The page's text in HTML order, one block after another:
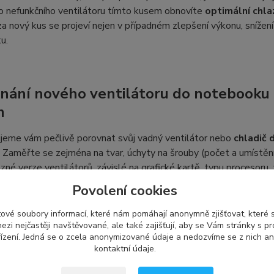
nefunkčního ventilátoru tímto kusem obnovíte optimální
nový kus se projeví nejen v případném zlepšení výkonu,
nového ventilátoru do notebooku
vám pečlivě porovnat svůj vadný ventilátor nebo chladič
se zejména na tvar, úchyty na šrouby (počet a
verze ventilátorů, závislé na grafické kartě, typu procesoru,
Forcecon
, a další, nabízejí ventilátory a chlazení
a kompatibilita náhradního dílu
používá své vlastní označení, což se nemusí shodovat s
Povolení cookies
soubory informací, které nám pomáhají anonymně zjišťovat, které
nejčastěji navštěvované, ale také zajišťují, aby se Vám stránky s
Jedná se o zcela anonymizované údaje a nedozvíme se z nich
kontaktní údaje.